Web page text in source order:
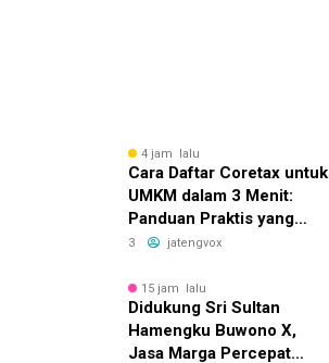
4 jam lalu
Cara Daftar Coretax untuk
UMKM dalam 3 Menit:
Panduan Praktis yang
Bikin Bisnis Anda Lebih
3 jatengvox
15 jam lalu
Didukung Sri Sultan
Hamengku Buwono X,
Jasa Marga Percepat